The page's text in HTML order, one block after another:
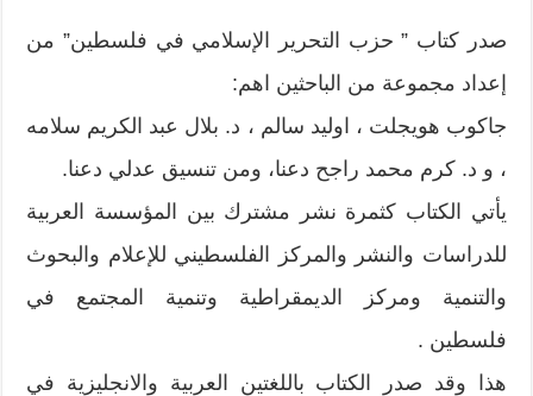
صدر كتاب ” حزب التحرير الإسلامي في فلسطين” من
إعداد مجموعة من الباحثين اهم:
جاكوب هويجلت ، اوليد سالم ، د. بلال عبد الكريم سلامه
، و د. كرم محمد راجح دعنا، ومن تنسيق عدلي دعنا.
يأتي الكتاب كثمرة نشر مشترك بين المؤسسة العربية
للدراسات والنشر والمركز الفلسطيني للإعلام والبحوث
والتنمية ومركز الديمقراطية وتنمية المجتمع في
فلسطين .
هذا وقد صدر الكتاب باللغتين العربية والانجليزية في